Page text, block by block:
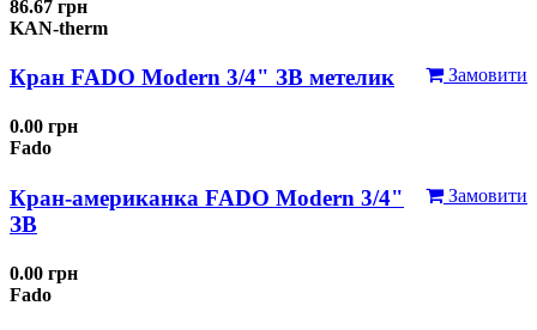
86.67 грн
KAN-therm
Замовити
Кран FADO Modern 3/4" ЗВ метелик
0.00 грн
Fado
Замовити
Кран-американка FADO Modern 3/4"
ЗВ
0.00 грн
Fado